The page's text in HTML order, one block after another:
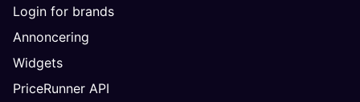
Login for brands
Annoncering
Widgets
PriceRunner API